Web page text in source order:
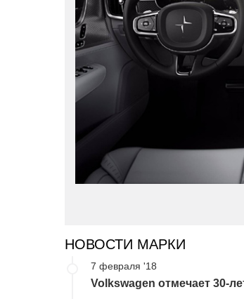
НОВОСТИ МАРКИ
7 февраля '18
Volkswagen отмечает 30-